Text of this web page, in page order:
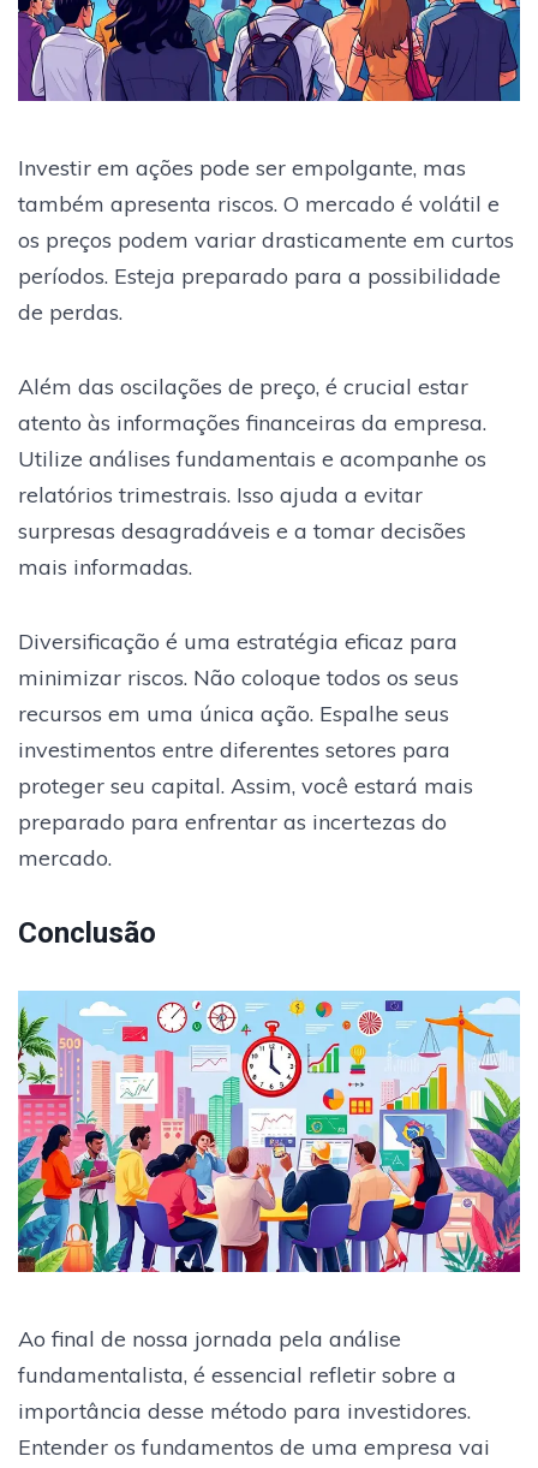
Investir em ações pode ser empolgante, mas
também apresenta riscos. O mercado é volátil e
os preços podem variar drasticamente em curtos
períodos. Esteja preparado para a possibilidade
de perdas.
Além das oscilações de preço, é crucial estar
atento às informações financeiras da empresa.
Utilize análises fundamentais e acompanhe os
relatórios trimestrais. Isso ajuda a evitar
surpresas desagradáveis e a tomar decisões
mais informadas.
Diversificação é uma estratégia eficaz para
minimizar riscos. Não coloque todos os seus
recursos em uma única ação. Espalhe seus
investimentos entre diferentes setores para
proteger seu capital. Assim, você estará mais
preparado para enfrentar as incertezas do
mercado.
Conclusão
Ao final de nossa jornada pela análise
fundamentalista, é essencial refletir sobre a
importância desse método para investidores.
Entender os fundamentos de uma empresa vai